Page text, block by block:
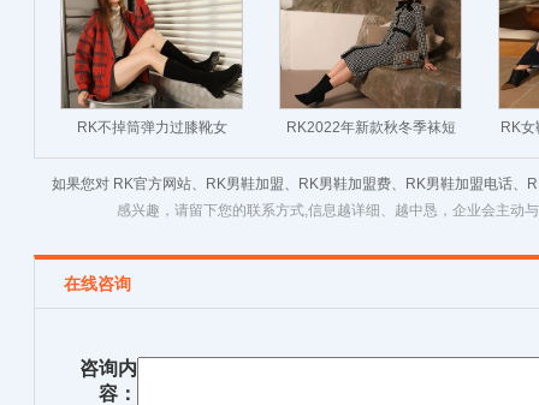
RK不掉筒弹力过膝靴女
2022秋冬款小个子高筒靴百
搭粗跟高跟显瘦长靴
RK2022年新款秋冬季袜短
靴小高跟女鞋马丁靴子瘦瘦
粗跟百搭春秋单靴
RK
风尖
如果您对 RK官方网站、RK男鞋加盟、RK男鞋加盟费、RK男鞋加盟电话
感兴趣，请留下您的联系方式,信息越详细、越中恳，企业会主动
在线咨询
咨询内
容：